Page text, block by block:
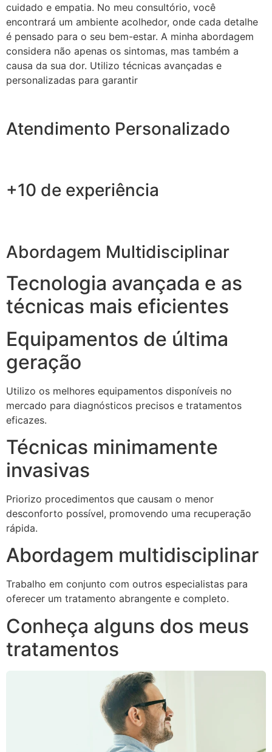
cuidado e empatia. No meu consultório, você
encontrará um ambiente acolhedor, onde cada detalhe
é pensado para o seu bem-estar. A minha abordagem
considera não apenas os sintomas, mas também a
causa da sua dor. Utilizo técnicas avançadas e
personalizadas para garantir
Atendimento Personalizado
+10 de experiência
Abordagem Multidisciplinar
Tecnologia avançada e as
técnicas mais eficientes
Equipamentos de última
geração
Utilizo os melhores equipamentos disponíveis no
mercado para diagnósticos precisos e tratamentos
eficazes.
Técnicas minimamente
invasivas
Priorizo procedimentos que causam o menor
desconforto possível, promovendo uma recuperação
rápida.
Abordagem multidisciplinar
Trabalho em conjunto com outros especialistas para
oferecer um tratamento abrangente e completo.
Conheça alguns dos meus
tratamentos